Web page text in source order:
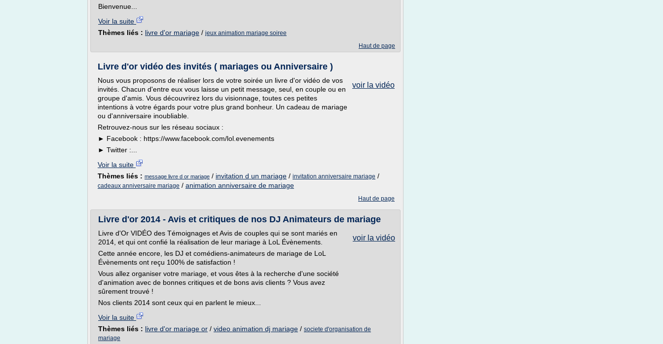
Bienvenue...
Voir la suite
Thèmes liés : livre d'or mariage / jeux animation mariage soiree
Haut de page
Livre d'or vidéo des invités ( mariages ou Anniversaire )
voir la vidéo
Nous vous proposons de réaliser lors de votre soirée un livre d'or vidéo de vos
invités. Chacun d'entre eux vous laisse un petit message, seul, en couple ou en
groupe d'amis. Vous découvrirez lors du visionnage, toutes ces petites
intentions à votre égards pour votre plus grand bonheur. Un cadeau de mariage
ou d'anniversaire inoubliable.
Retrouvez-nous sur les réseau sociaux :
► Facebook : https://www.facebook.com/lol.evenements
► Twitter :...
Voir la suite
Thèmes liés : message livre d or mariage / invitation d un mariage / invitation anniversaire mariage /
cadeaux anniversaire mariage / animation anniversaire de mariage
Haut de page
Livre d'or 2014 - Avis et critiques de nos DJ Animateurs de mariage
voir la vidéo
Livre d'Or VIDÉO des Témoignages et Avis de couples qui se sont mariés en
2014, et qui ont confié la réalisation de leur mariage à LoL Évènements.
Cette année encore, les DJ et comédiens-animateurs de mariage de LoL
Évènements ont reçu 100% de satisfaction !
Vous allez organiser votre mariage, et vous êtes à la recherche d'une société
d'animation avec de bonnes critiques et de bons avis clients ? Vous avez
sûrement trouvé !
Nos clients 2014 sont ceux qui en parlent le mieux...
Voir la suite
Thèmes liés : livre d'or mariage or / video animation dj mariage / societe d'organisation de
mariage